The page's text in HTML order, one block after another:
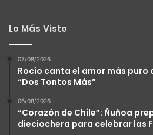
Lo Más Visto
07/08/2026
Rocío canta el amor más puro
“Dos Tontos Más”
06/08/2026
“Corazón de Chile”: Ñuñoa
dieciochera para celebrar las